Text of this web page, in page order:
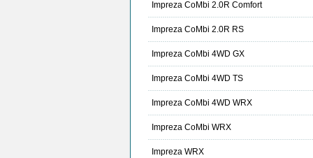
Impreza CoMbi 2.0R Comfort
Impreza CoMbi 2.0R RS
Impreza CoMbi 4WD GX
Impreza CoMbi 4WD TS
Impreza CoMbi 4WD WRX
Impreza CoMbi WRX
Impreza WRX